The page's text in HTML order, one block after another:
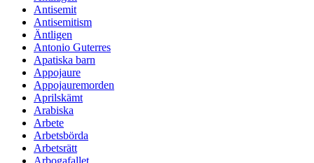
Antisemit
Antisemitism
Äntligen
Antonio Guterres
Apatiska barn
Appojaure
Appojauremorden
Aprilskämt
Arabiska
Arbete
Arbetsbörda
Arbetsrätt
Arbogafallet